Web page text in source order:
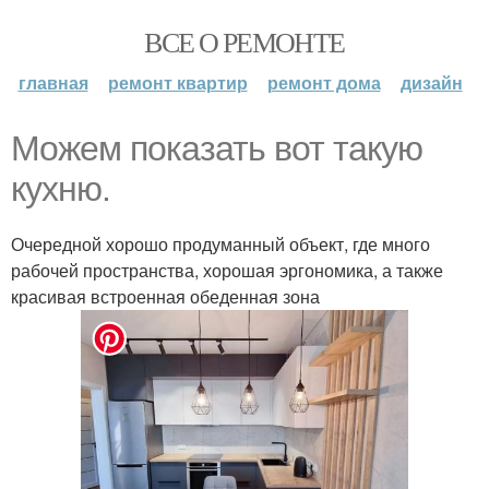
ВСЕ О РЕМОНТЕ
главная ремонт квартир ремонт дома дизайн
Можем показать вот такую
кухню.
Очередной хорошо продуманный объект, где много
рабочей пространства, хорошая эргономика, а также
красивая встроенная обеденная зона